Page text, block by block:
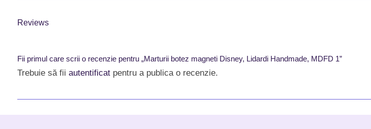
Reviews
Fii primul care scrii o recenzie pentru „Marturii botez magneti Disney, Lidardi Handmade, MDFD 1”
Trebuie să fii autentificatpentru a publica o recenzie.